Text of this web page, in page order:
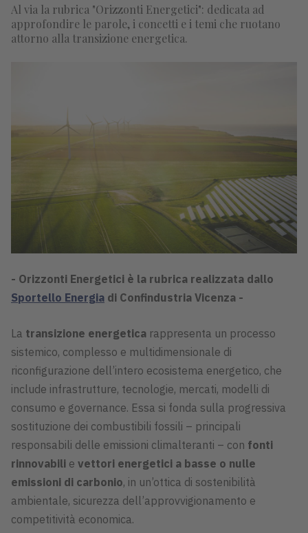
Al via la rubrica "Orizzonti Energetici": dedicata ad
approfondire le parole, i concetti e i temi che ruotano
attorno alla transizione energetica.
- Orizzonti Energetici è la rubrica realizzata dallo
Sportello Energia di Confindustria Vicenza -
La transizione energetica rappresenta un processo
sistemico, complesso e multidimensionale di
riconfigurazione dell’intero ecosistema energetico, che
include infrastrutture, tecnologie, mercati, modelli di
consumo e governance. Essa si fonda sulla progressiva
sostituzione dei combustibili fossili – principali
responsabili delle emissioni climalteranti – con fonti
rinnovabili e vettori energetici a basse o nulle
emissioni di carbonio, in un’ottica di sostenibilità
ambientale, sicurezza dell’approvvigionamento e
competitività economica.